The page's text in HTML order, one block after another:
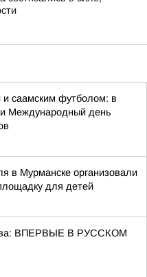
саамским футболом: в
Международный день
в Мурманске организовали
для детей
ВПЕРВЫЕ В РУССКОМ